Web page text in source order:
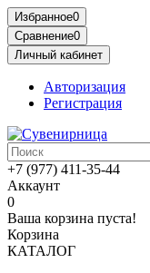
Избранное0
Сравнение0
Личный кабинет
Авторизация
Регистрация
+7 (977) 411-35-44
Аккаунт
0
Ваша корзина пуста!
Корзина
КАТАЛОГ